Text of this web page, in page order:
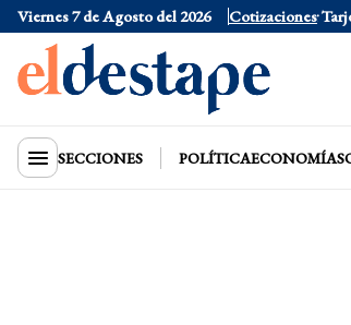
Viernes 7 de Agosto del 2026 Cotizaciones
Dólar Oficial $1520 Dólar Tarjeta
SECCIONES POLÍTICAECONOMÍA